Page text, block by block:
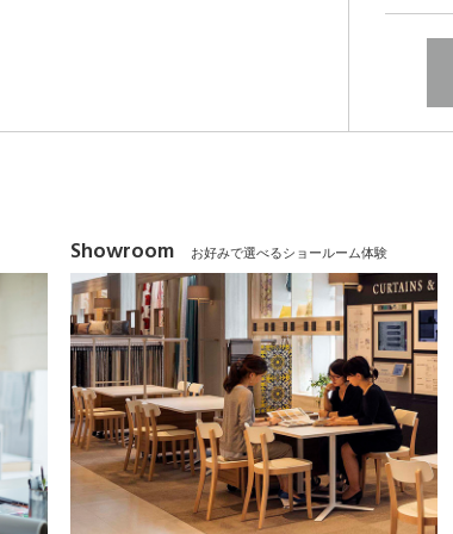
Showroom お好みで選べるショールーム体験